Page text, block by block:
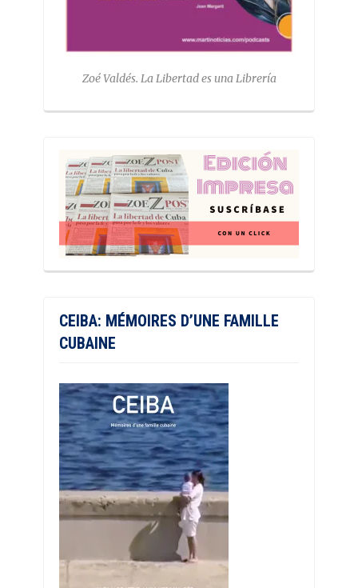
Zoé Valdés. La Libertad es una Librería
CEIBA: MÉMOIRES D’UNE FAMILLE
CUBAINE